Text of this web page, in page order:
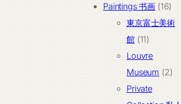
个
产
Paintings 书画 1616
个
東京富士美術
館 1111
个
产
品
Louvre
Museum
22
Private